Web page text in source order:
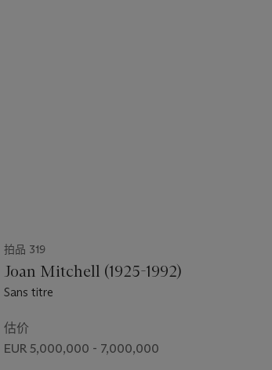
拍品 319
Joan Mitchell (1925-1992)
Sans titre
估价
EUR 5,000,000 - 7,000,000